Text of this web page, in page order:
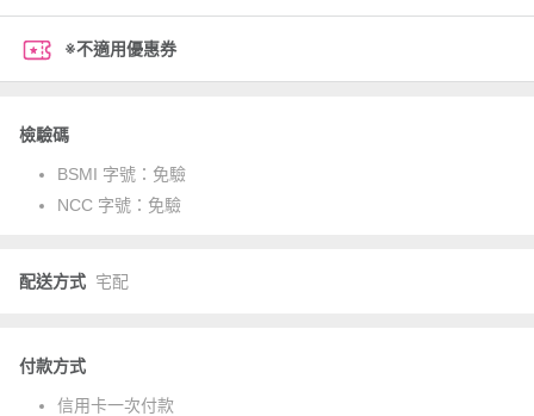
※不適用優惠券
檢驗碼
BSMI 字號： 免驗
NCC 字號： 免驗
配送方式 宅配
付款方式
信用卡一次付款